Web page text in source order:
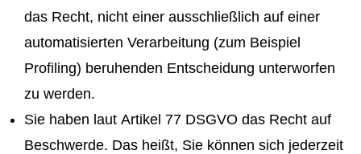
das Recht, nicht einer ausschließlich auf einer
automatisierten Verarbeitung (zum Beispiel
Profiling) beruhenden Entscheidung unterworfen
zu werden.
Sie haben laut Artikel 77 DSGVO das Recht auf
Beschwerde. Das heißt, Sie können sich jederzeit